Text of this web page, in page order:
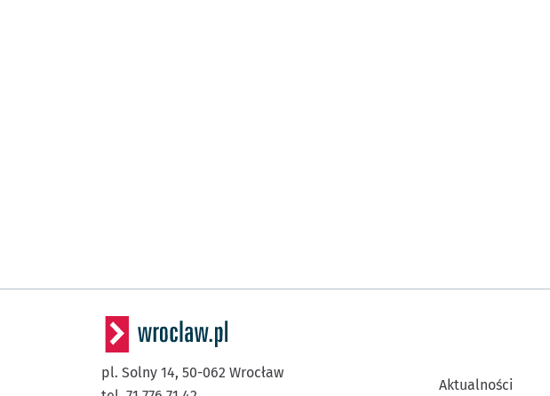
pl. Solny 14, 50-062 Wrocław
Aktualności